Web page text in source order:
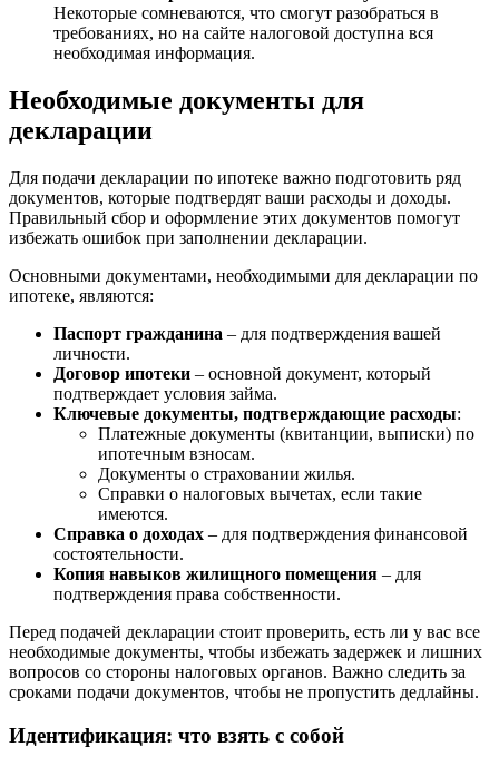
Некоторые сомневаются, что смогут разобраться в
требованиях, но на сайте налоговой доступна вся
необходимая информация.
Необходимые документы для
декларации
Для подачи декларации по ипотеке важно подготовить ряд
документов, которые подтвердят ваши расходы и доходы.
Правильный сбор и оформление этих документов помогут
избежать ошибок при заполнении декларации.
Основными документами, необходимыми для декларации по
ипотеке, являются:
Паспорт гражданина – для подтверждения вашей
личности.
Договор ипотеки – основной документ, который
подтверждает условия займа.
Ключевые документы, подтверждающие расходы:
Платежные документы (квитанции, выписки) по
ипотечным взносам.
Документы о страховании жилья.
Справки о налоговых вычетах, если такие
имеются.
Справка о доходах – для подтверждения финансовой
состоятельности.
Копия навыков жилищного помещения – для
подтверждения права собственности.
Перед подачей декларации стоит проверить, есть ли у вас все
необходимые документы, чтобы избежать задержек и лишних
вопросов со стороны налоговых органов. Важно следить за
сроками подачи документов, чтобы не пропустить дедлайны.
Идентификация: что взять с собой